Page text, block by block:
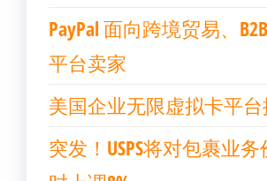
PayPal 面向跨境贸易、
平台卖家
美国企业无限虚拟卡平
突发！USPS将对包裹业